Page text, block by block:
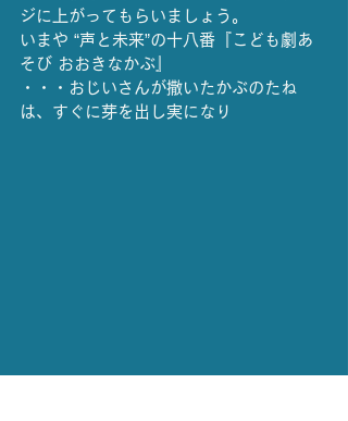
ジに上がってもらいましょう。
いまや “声と未来”の十八番『こども劇あ
そび おおきなかぶ』
・・・おじいさんが撒いたかぶのたね
は、すぐに芽を出し実になり